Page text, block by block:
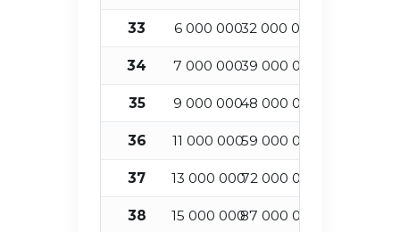
33 6 000 00032 000 000
34 7 000 00039 000 000
35 9 000 00048 000 000
36 11 000 00059 000 000
37 13 000 00072 000 000
38 15 000 00087 000 000